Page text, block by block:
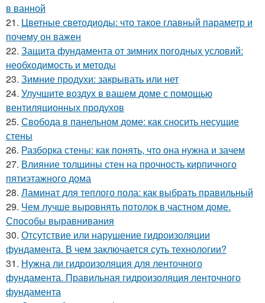
в ванной
21. Цветные светодиоды: что такое главный параметр и
почему он важен
22. Защита фундамента от зимних погодных условий:
необходимость и методы
23. Зимние продухи: закрывать или нет
24. Улучшите воздух в вашем доме с помощью
вентиляционных продухов
25. Свобода в панельном доме: как сносить несущие
стены
26. Разборка стены: как понять, что она нужна и зачем
27. Влияние толщины стен на прочность кирпичного
пятиэтажного дома
28. Ламинат для теплого пола: как выбрать правильный
29. Чем лучше выровнять потолок в частном доме.
Способы выравнивания
30. Отсутствие или нарушение гидроизоляции
фундамента. В чем заключается суть технологии?
31. Нужна ли гидроизоляция для ленточного
фундамента. Правильная гидроизоляция ленточного
фундамента